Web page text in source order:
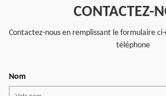
CONTACTEZ-
Contactez-nous en remplissant le formulaire
téléphone
Nom